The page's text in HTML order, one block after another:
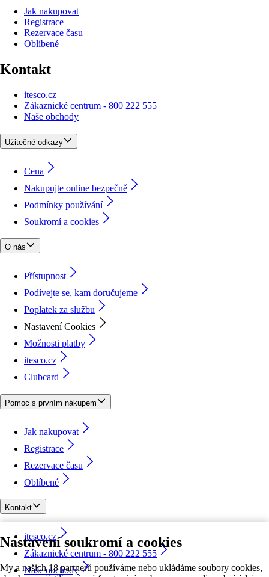
Nastavení soukromí a cookies
My a našich 18 partnerů používáme nebo ukládáme soubory cookies,
Jak nakupovat
Registrace
Rezervace času
Oblíbené
Kontakt
itesco.cz
Zákaznické centrum - 800 222 555
Naše obchody
Užitečné odkazy
Cena
Nakupujte online bezpečně
Podmínky používání
Soukromí a cookies
O nás
Přístupnost
Podívejte se, kam doručujeme
Poplatek za službu
Nastavení Cookies
Možnosti platby
itesco.cz
Clubcard
Pomoc s prvním nákupem
Jak nakupovat
Registrace
Rezervace času
Oblíbené
Kontakt
itesco.cz
Zákaznické centrum - 800 222 555
Naše obchody